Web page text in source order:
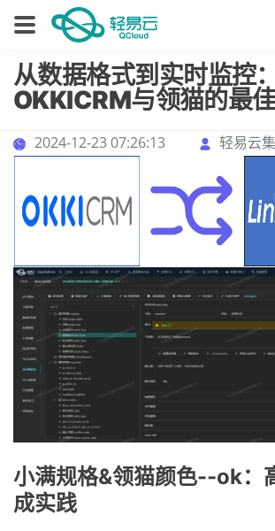
从数据格式到实时监控
OKKICRM与领猫的最
2024-12-23 07:26:13 轻易云
小满规格&领猫颜色--ok：
成实践